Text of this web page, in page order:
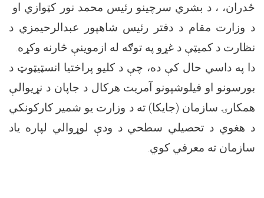
ځدران، ، د بشري سرچينو رئيس محمد نور کټوازي او
د وزارت مقام د دفتر رئيس شاهپور عبدالرحيمزي د
نظارت د کميټې د غړو په توګه له ازموينې څارنه وکړه.
دا په داسي حال کې ده، چې د کليو پراختيا انسټيټوټ د
بورسونو او فيلوشپونو آمريت هرکال د جاپان د نړيوالې
همکارۍ سازمان (جايکا) ته د وزارت يو شمير کارکونکي
د هغوي د تحصيلي سطحي د ودې لوړوالي لپاره ياد
سازمان ته معرفي کوي.